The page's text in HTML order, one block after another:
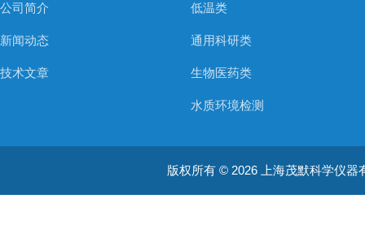
公司简介
新闻动态
技术文章
低温类
通用科研类
生物医药类
水质环境检测
大型分析设备
版权所有 © 2026 上海茂默科学仪